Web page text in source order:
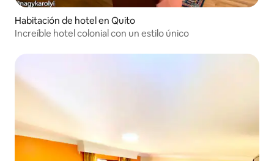
Habitación de hotel en Quito
Increíble hotel colonial con un estilo único